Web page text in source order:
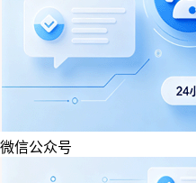
微信公众号